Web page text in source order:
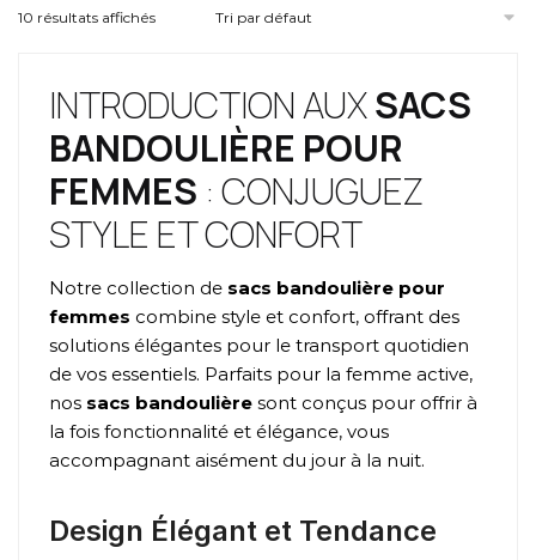
10 résultats affichés
INTRODUCTION AUXSACS
BANDOULIÈRE POUR
FEMMES : CONJUGUEZ
STYLE ET CONFORT
Notre collection de sacs bandoulière pour
femmes combine style et confort, offrant des
solutions élégantes pour le transport quotidien
de vos essentiels. Parfaits pour la femme active,
nos sacs bandoulière sont conçus pour offrir à
la fois fonctionnalité et élégance, vous
accompagnant aisément du jour à la nuit.
Design Élégant et Tendance